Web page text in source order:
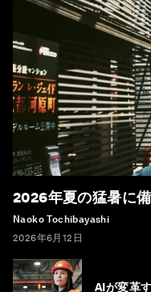
2026年夏の猛暑に
Naoko Tochibayashi
2026年6月12日
AIが変革